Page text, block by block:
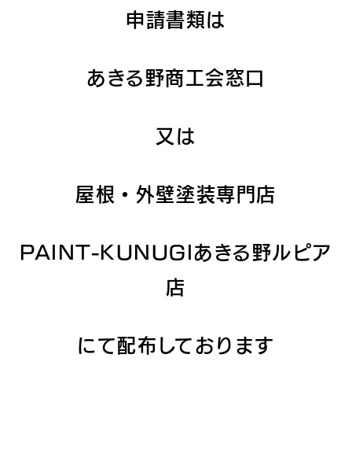
申請書類は
あきる野商工会窓口
又は
屋根・外壁塗装専門店
PAINT-KUNUGIあきる野ルピア
店
にて配布しております